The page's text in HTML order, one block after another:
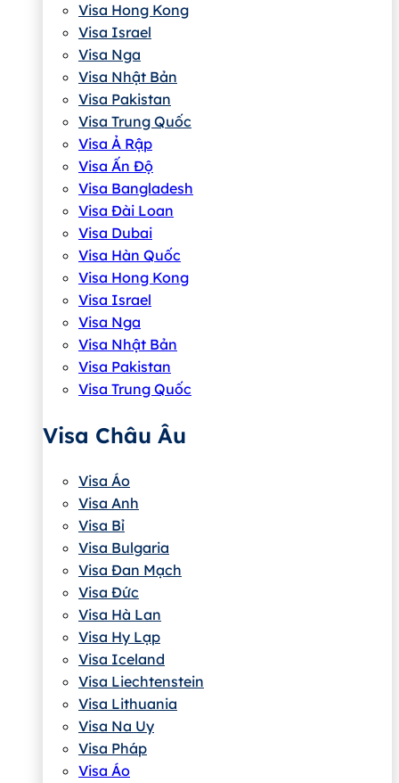
Visa Hong Kong
Visa Israel
Visa Nga
Visa Nhật Bản
Visa Pakistan
Visa Trung Quốc
Visa Ả Rập
Visa Ấn Độ
Visa Bangladesh
Visa Đài Loan
Visa Dubai
Visa Hàn Quốc
Visa Hong Kong
Visa Israel
Visa Nga
Visa Nhật Bản
Visa Pakistan
Visa Trung Quốc
Visa Châu Âu
Visa Áo
Visa Anh
Visa Bỉ
Visa Bulgaria
Visa Đan Mạch
Visa Đức
Visa Hà Lan
Visa Hy Lạp
Visa Iceland
Visa Liechtenstein
Visa Lithuania
Visa Na Uy
Visa Pháp
Visa Áo